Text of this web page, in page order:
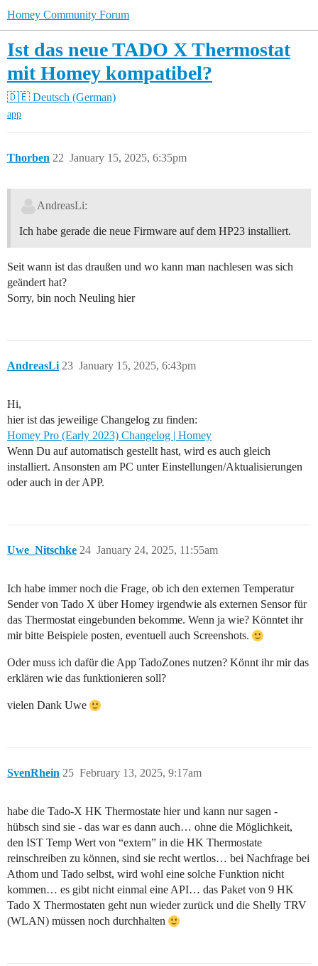
Homey Community Forum
Ist das neue TADO X Thermostat
mit Homey kompatibel?
🇩🇪 Deutsch (German)
app
Thorben January 15, 2025, 6:35pm
22
AndreasLi:
Ich habe gerade die neue Firmware auf dem HP23 installiert.
Seit wann ist das draußen und wo kann man nachlesen was sich
geändert hat?
Sorry, bin noch Neuling hier
AndreasLi January 15, 2025, 6:43pm
23
Hi,
hier ist das jeweilige Changelog zu finden:
Homey Pro (Early 2023) Changelog | Homey
Wenn Du auf automatisch gestellt hast, wird es auch gleich
installiert. Ansonsten am PC unter Einstellungen/Aktualisierungen
oder auch in der APP.
Uwe_Nitschke January 24, 2025, 11:55am
24
Ich habe immer noch die Frage, ob ich den externen Temperatur
Sender von Tado X über Homey irgendwie als externen Sensor für
das Thermostat eingebunden bekomme. Wenn ja wie? Könntet ihr
mir bitte Beispiele posten, eventuell auch Screenshots.
Oder muss ich dafür die App TadoZones nutzen? Könnt ihr mir das
erklären wie das funktionieren soll?
vielen Dank Uwe
SvenRhein February 13, 2025, 9:17am
25
habe die Tado-X HK Thermostate hier und kann nur sagen -
hübsch sind sie - das war es dann auch… ohne die Möglichkeit,
den IST Temp Wert von “extern” in die HK Thermostate
reinschreiben zu können, sind sie recht wertlos… bei Nachfrage bei
Athom und Tado selbst, wird wohl eine solche Funktion nicht
kommen… es gibt nicht einmal eine API… das Paket von 9 HK
Tado X Thermostaten geht nun wieder zurück und die Shelly TRV
(WLAN) müssen noch durchhalten